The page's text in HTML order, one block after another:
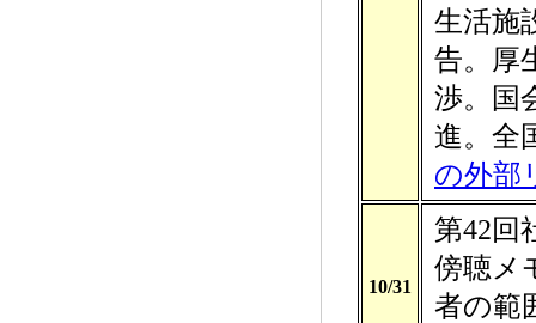
生活施
告。厚
渉。国
進。全
の外部
10/31
第42回
傍聴メ
者の範